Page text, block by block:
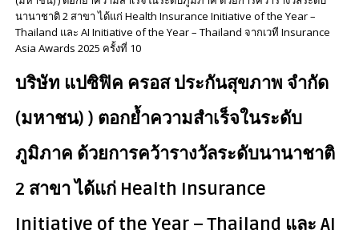
นานาชาติ 2 สาขา ได้แก่ Health Insurance Initiative of the Year –
Thailand และ AI Initiative of the Year – Thailand จากเวที Insurance
Asia Awards 2025 ครั้งที่ 10
บริษัท แปซิฟิค ครอส ประกันสุขภาพ จำกัด
(มหาชน) ) ตอกย้ำความสำเร็จในระดับ
ภูมิภาค ด้วยการคว้ารางวัลระดับนานาชาติ
2 สาขา ได้แก่ Health Insurance
Initiative of the Year – Thailand และ AI